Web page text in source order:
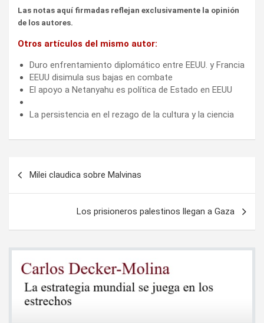
Las notas aquí firmadas reflejan exclusivamente la opinión
de los autores.
Otros artículos del mismo autor:
Duro enfrentamiento diplomático entre EEUU. y Francia
EEUU disimula sus bajas en combate
El apoyo a Netanyahu es política de Estado en EEUU
La persistencia en el rezago de la cultura y la ciencia
Milei claudica sobre Malvinas
Los prisioneros palestinos llegan a Gaza